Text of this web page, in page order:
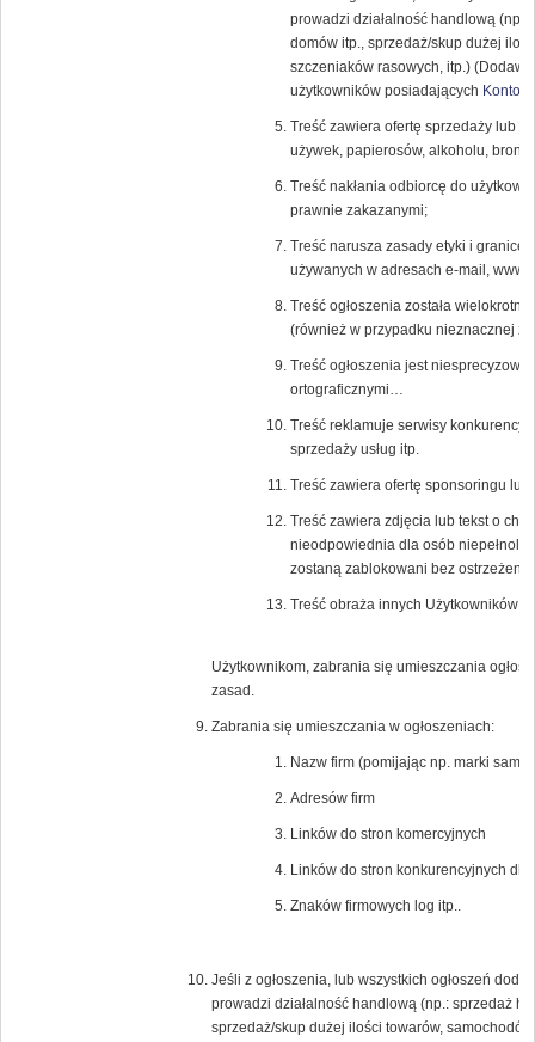
prowadzi działalność handlową
domów itp., sprzedaż/skup dużej
szczeniaków rasowych, itp.)
użytkowników posiadających Konto
Treść zawiera ofertę sprzedaży lub
używek, papierosów, alkoholu, broni
Treść nakłania odbiorcę do
prawnie zakazanymi;
Treść narusza zasady etyki i granice
używanych w adresach e-mail, www
Treść ogłoszenia została
(również w przypadku nieznacznej
Treść ogłoszenia jest
ortograficznymi…
Treść reklamuje serwisy
sprzedaży usług itp.
Treść zawiera ofertę sponsoringu lub
Treść zawiera zdjęcia lub tekst o
nieodpowiednia dla osób
zostaną zablokowani bez
Treść obraża innych Użytkowników
Użytkownikom, zabrania się umieszczania
zasad.
Zabrania się umieszczania w ogłoszeniach:
Nazw firm (pomijając np. marki
Adresów firm
Linków do stron komercyjnych
Linków do stron konkurencyjnych dla
Znaków firmowych log itp..
Jeśli z ogłoszenia, lub wszystkich ogłoszeń
prowadzi działalność handlową (np.: sprzedaż
sprzedaż/skup dużej ilości towarów,